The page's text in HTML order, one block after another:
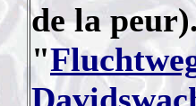
de la
"